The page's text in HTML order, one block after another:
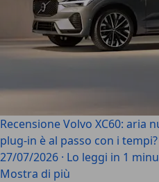
Recensione Volvo XC60: aria
plug-in è al passo con i tempi?
27/07/2026 · Lo leggi in 1
Mostra di più